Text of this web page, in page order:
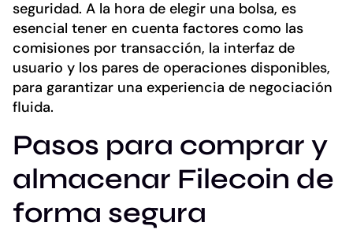
seguridad. A la hora de elegir una bolsa, es
esencial tener en cuenta factores como las
comisiones por transacción, la interfaz de
usuario y los pares de operaciones disponibles,
para garantizar una experiencia de negociación
fluida.
Pasos para comprar y
almacenar Filecoin de
forma segura